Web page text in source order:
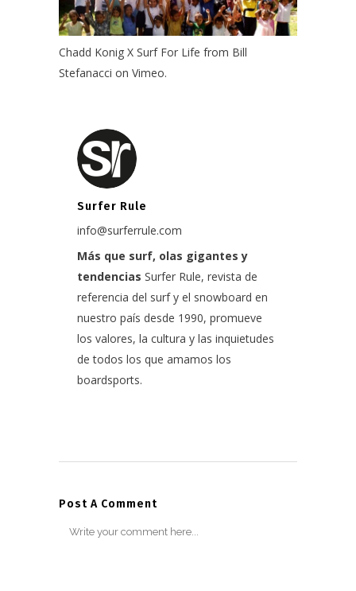
Chadd Konig X Surf For Life from Bill
Stefanacci on Vimeo.
Surfer Rule
info@surferrule.com
Más que surf, olas gigantes y
tendencias Surfer Rule, revista de
referencia del surf y el snowboard en
nuestro país desde 1990, promueve
los valores, la cultura y las inquietudes
de todos los que amamos los
boardsports.
Post A Comment